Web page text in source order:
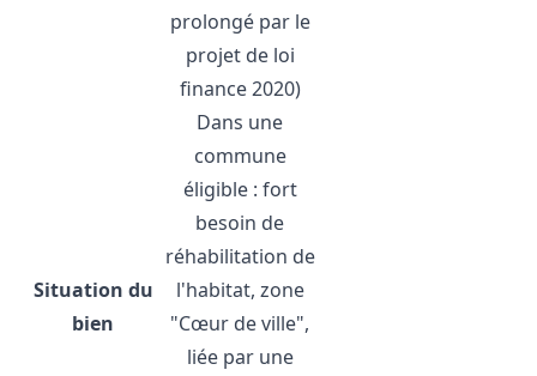
prolongé par le
projet de loi
finance 2020)
Situation du
bien
Dans une
commune
éligible : fort
besoin de
réhabilitation de
l'habitat, zone
"Cœur de ville",
liée par une